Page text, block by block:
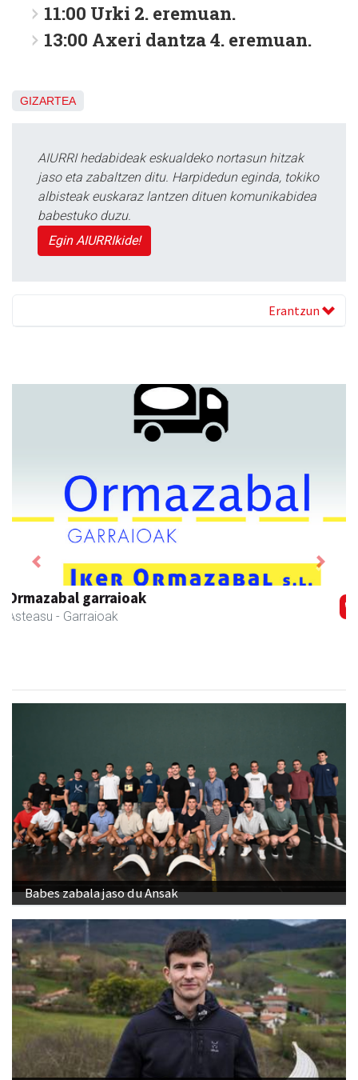
11:00 Urki 2. eremuan.
13:00 Axeri dantza 4. eremuan.
GIZARTEA
AIURRI hedabideak eskualdeko nortasun hitzak
jaso eta zabaltzen ditu. Harpidedun eginda, tokiko
albisteak euskaraz lantzen dituen komunikabidea
babestuko duzu.
Egin AIURRIkide!
Erantzun
Elizondo taberna
Andoain -
Previous Next
Babes zabala jaso du Ansak